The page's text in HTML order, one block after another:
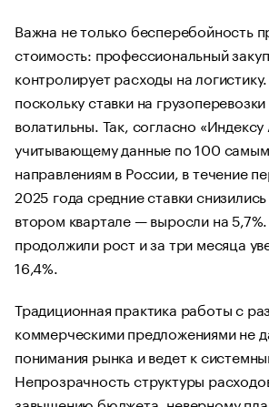
Важна не только бесперебойность
стоимость: профессиональный
контролирует расходы на
поскольку ставки на
волатильны. Так, согласно
учитывающему данные по 100
направлениям в России, в течение
2025 года средние ставки
втором квартале — выросли на
продолжили рост и за три месяца
16,4%.
Традиционная практика работы с
коммерческими предложениями не
понимания рынка и ведет к
Непрозрачность структуры